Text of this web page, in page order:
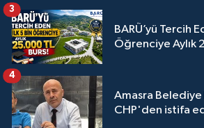
BARÜ’yü Tercih
Öğrenciye Aylık
3
Amasra Belediye
CHP'den istifa
4